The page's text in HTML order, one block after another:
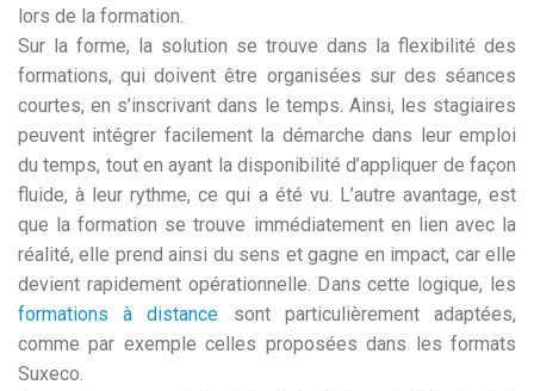
lors de la formation.
Sur la forme, la solution se trouve dans la flexibilité des
formations, qui doivent être organisées sur des séances
courtes, en s’inscrivant dans le temps. Ainsi, les stagiaires
peuvent intégrer facilement la démarche dans leur emploi
du temps, tout en ayant la disponibilité d’appliquer de façon
fluide, à leur rythme, ce qui a été vu. L’autre avantage, est
que la formation se trouve immédiatement en lien avec la
réalité, elle prend ainsi du sens et gagne en impact, car elle
devient rapidement opérationnelle. Dans cette logique, les
formations à distance sont particulièrement adaptées,
comme par exemple celles proposées dans les formats
Suxeco.